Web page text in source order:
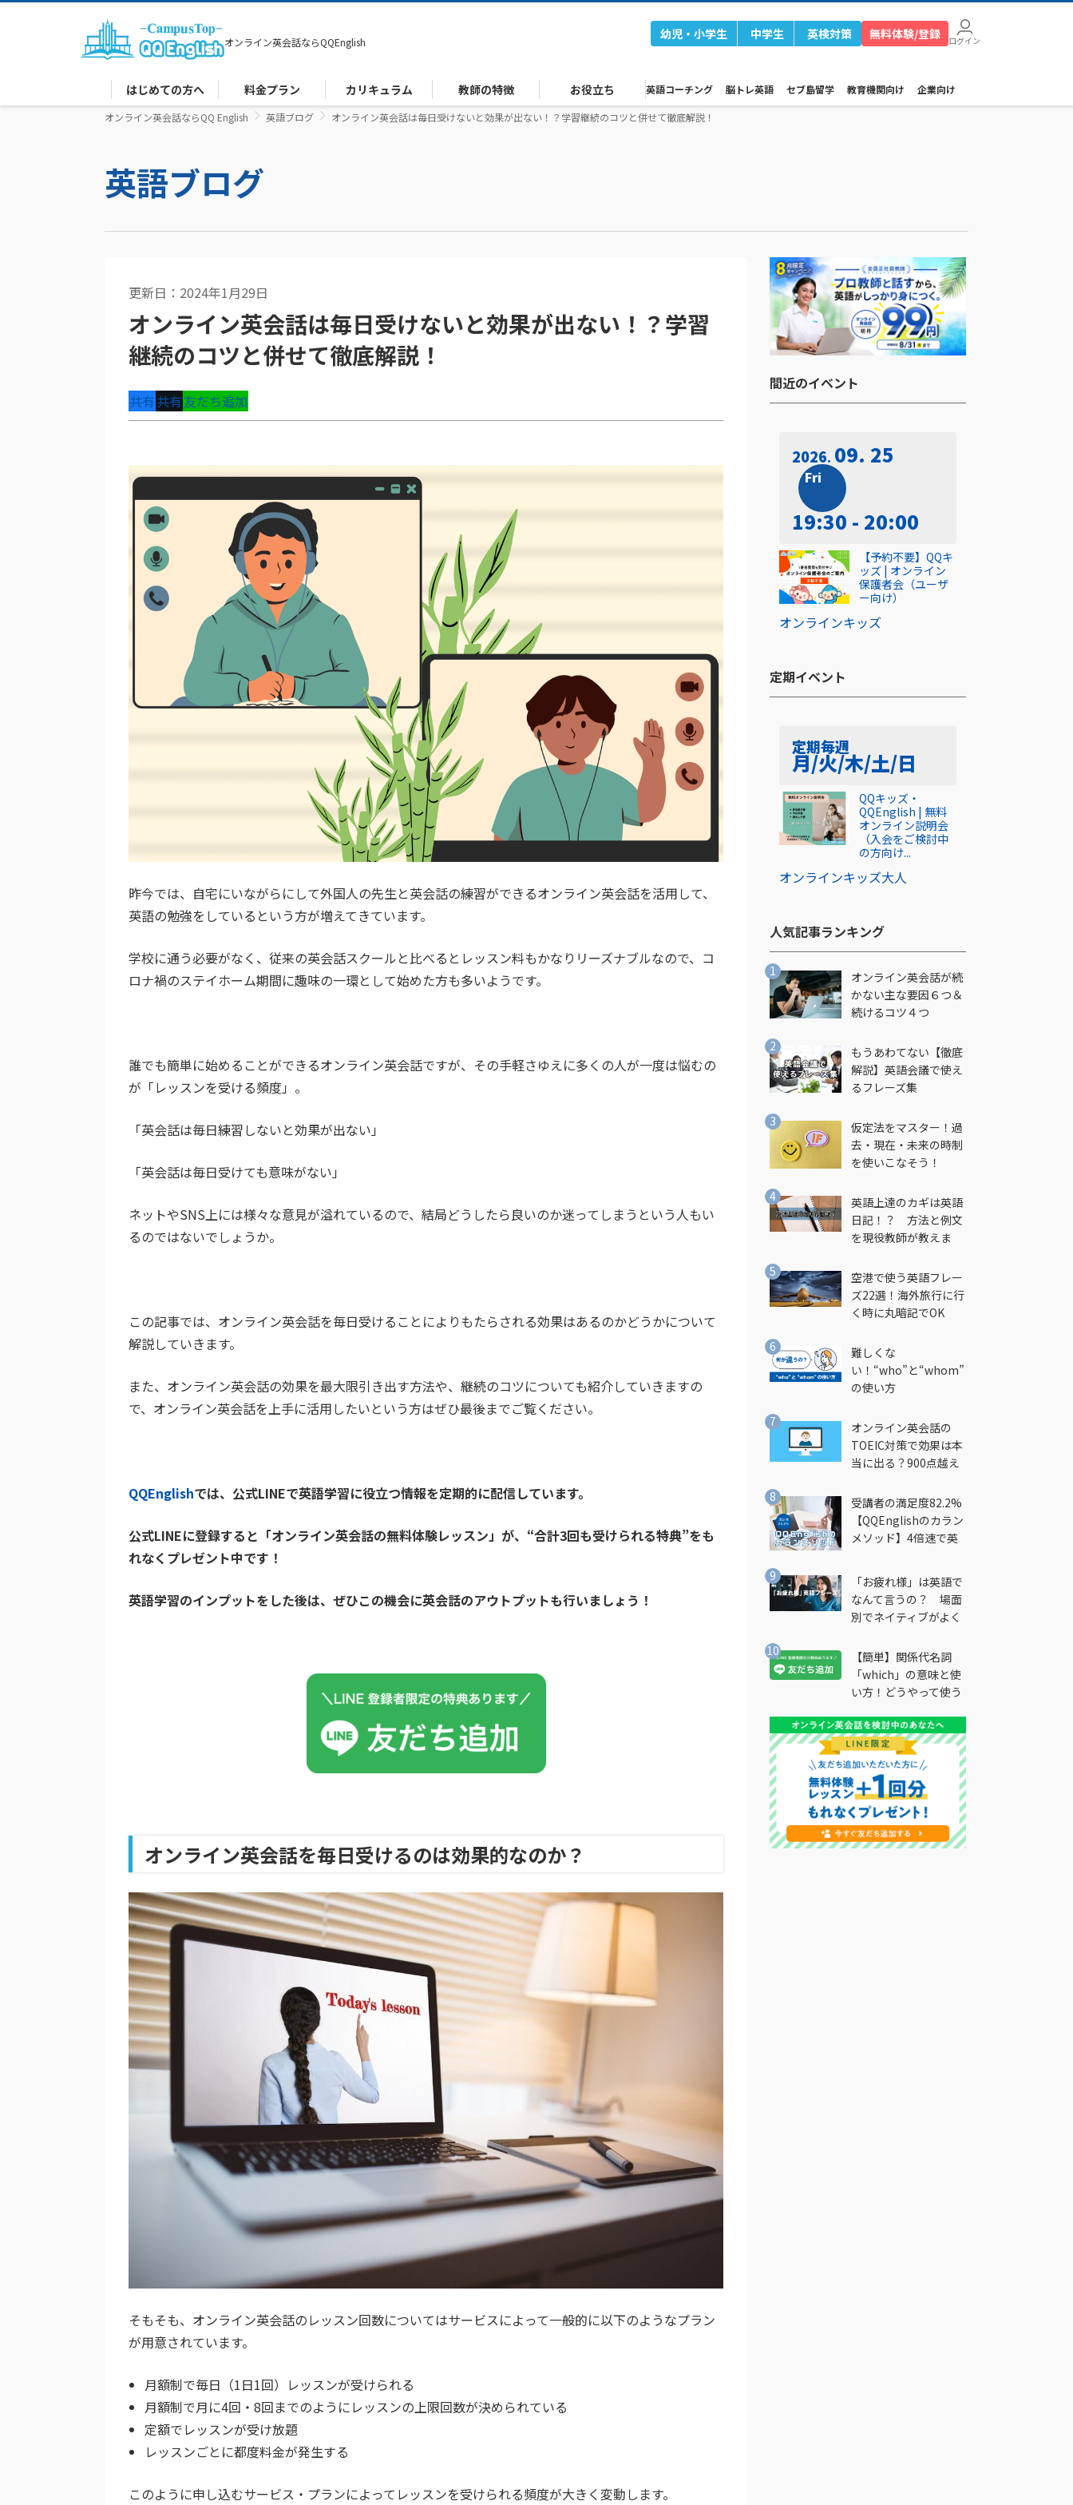
オンライン英会話ならQQEnglish
幼児・小学生 中学生 英検対策 無料体験/登録 ログイン
はじめての方へ 料金プラン カリキュラム 教師の特徴 お役立ち 英語コーチング 脳トレ英語 セブ島留学 教育機関向け 企業向け
オンライン英会話ならQQ English 英語ブログ オンライン英会話は毎日受けないと効果が出ない！？学習継続のコツと併せて徹底解説！
英語ブログ
更新日：2024年1月29日
オンライン英会話は毎日受けないと効果が出ない！？学習
継続のコツと併せて徹底解説！
共有共有友だち追加
昨今では、自宅にいながらにして外国人の先生と英会話の練習ができるオンライン英会話を活用して、
英語の勉強をしているという方が増えてきています。
学校に通う必要がなく、従来の英会話スクールと比べるとレッスン料もかなりリーズナブルなので、コ
ロナ禍のステイホーム期間に趣味の一環として始めた方も多いようです。
誰でも簡単に始めることができるオンライン英会話ですが、その手軽さゆえに多くの人が一度は悩むの
が「レッスンを受ける頻度」。
「英会話は毎日練習しないと効果が出ない」
「英会話は毎日受けても意味がない」
ネットやSNS上には様々な意見が溢れているので、結局どうしたら良いのか迷ってしまうという人もい
るのではないでしょうか。
この記事では、オンライン英会話を毎日受けることによりもたらされる効果はあるのかどうかについて
解説していきます。
また、オンライン英会話の効果を最大限引き出す方法や、継続のコツについても紹介していきますの
で、オンライン英会話を上手に活用したいという方はぜひ最後までご覧ください。
QQEnglishでは、公式LINEで英語学習に役立つ情報を定期的に配信しています。
公式LINEに登録すると「オンライン英会話の無料体験レッスン」が、 “合計3回も受けられる特典”をも
れなくプレゼント中です！
英語学習のインプットをした後は、ぜひこの機会に英会話のアウトプットも行いましょう！
オンライン英会話を毎日受けるのは効果的なのか？
そもそも、オンライン英会話のレッスン回数についてはサービスによって一般的に以下のようなプラン
が用意されています。
月額制で毎日（1日1回）レッスンが受けられる
月額制で月に4回・8回までのようにレッスンの上限回数が決められている
定額でレッスンが受け放題
レッスンごとに都度料金が発生する
このように申し込むサービス・プランによってレッスンを受けられる頻度が大きく変動します。
間近のイベント​
2026 09. 25
Fri
19:30 - 20:00
オンラインキッズ
【予約不要】QQキ
ッズ | オンライン
保護者会（ユーザ
ー向け）
定期イベント​
定期毎週
月/火/木/土/日
オンラインキッズ大人
QQキッズ・
QQEnglish | 無料
オンライン説明会
（入会をご検討中
の方向け...
人気記事ランキング​
オンライン英会話が続
かない主な要因６つ＆
続けるコツ４つ
もうあわてない【徹底
解説】英語会議で使え
るフレーズ集
仮定法をマスター！過
去・現在・未来の時制
を使いこなそう！
英語上達のカギは英語
日記！？ 方法と例文
を現役教師が教えま
空港で使う英語フレー
ズ22選！海外旅行に行
く時に丸暗記でOK
難しくな
い！“who”と“whom”
の使い方
オンライン英会話の
TOEIC対策で効果は本
当に出る？900点越え
受講者の満足度82.2%
【QQEnglishのカラン
メソッド】4倍速で英
法とは？
「お疲れ様」は英語で
なんて言うの？ 場面
別でネイティブがよく
説
【簡単】関係代名詞
「which」の意味と使
い方！どうやって使う